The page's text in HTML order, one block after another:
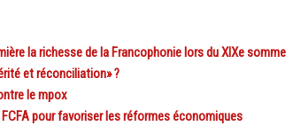
la richesse de la Francophonie lors du XIXe
et réconciliation» ?
le mpox
FCFA pour favoriser les réformes économiques